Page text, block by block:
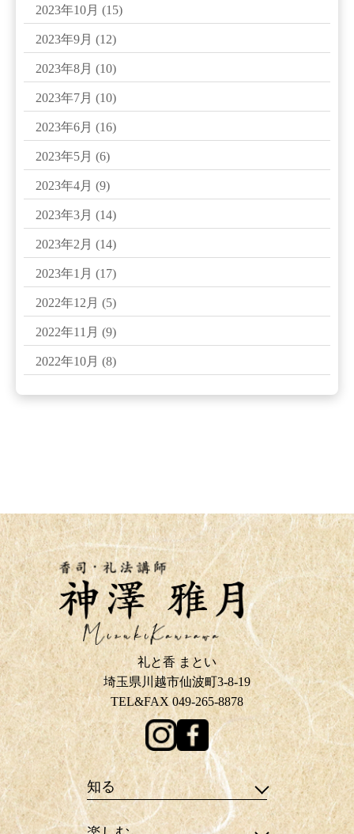
2023年10月 (15)
2023年9月 (12)
2023年8月 (10)
2023年7月 (10)
2023年6月 (16)
2023年5月 (6)
2023年4月 (9)
2023年3月 (14)
2023年2月 (14)
2023年1月 (17)
2022年12月 (5)
2022年11月 (9)
2022年10月 (8)
礼と香 まとい
埼玉県川越市仙波町3-8-19
TEL&FAX 049-265-8878
知る